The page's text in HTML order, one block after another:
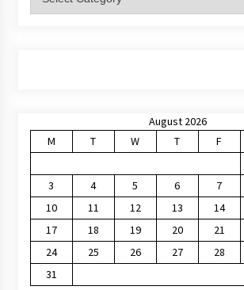
August 2026
M
T W T F
3
4 5 6 7
10
11 12 13 14
17
18 19 20 21
24
25 26 27 28
31